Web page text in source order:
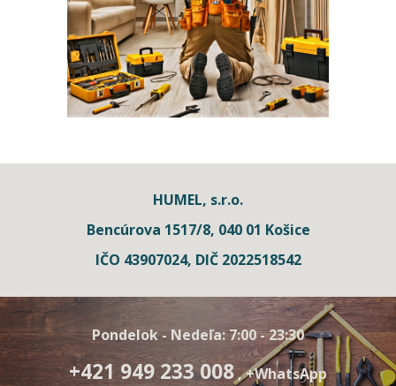
HUMEL, s.r.o.
Bencúrova 1517/8, 040 01 Košice
IČO 43907024, DIČ 2022518542
Pondelok - Nedeľa: 7:00 - 23:30
+421 949 233 008,+WhatsApp